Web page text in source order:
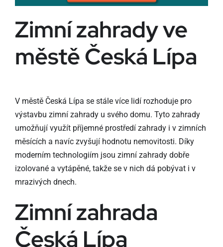
Zimní zahrady ve
městě Česká Lípa
V městě Česká Lípa se stále více lidí rozhoduje pro
výstavbu zimní zahrady u svého domu. Tyto zahrady
umožňují využít příjemné prostředí zahrady i v zimních
měsících a navíc zvyšují hodnotu nemovitosti. Díky
moderním technologiím jsou zimní zahrady dobře
izolované a vytápěné, takže se v nich dá pobývat i v
mrazivých dnech.
Zimní zahrada
Česká Lípa